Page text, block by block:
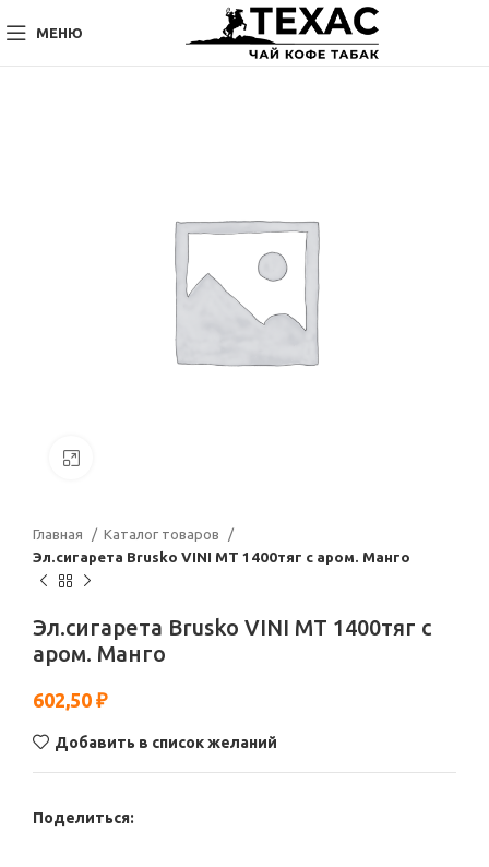
МЕНЮ
Главная
Каталог товаров
Эл.сигарета Brusko VINI МТ 1400тяг с аром. Манго
Эл.сигарета Brusko VINI МТ 1400тяг с
аром. Манго
602,50 ₽
Добавить в список желаний
Поделиться: